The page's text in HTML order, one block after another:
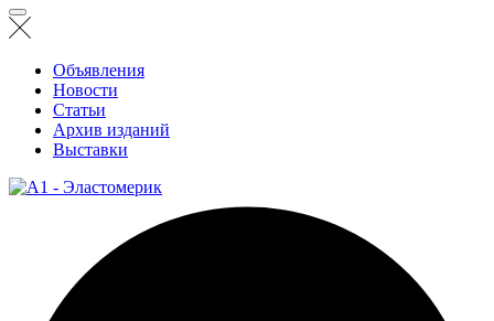
Объявления
Новости
Статьи
Архив изданий
Выставки